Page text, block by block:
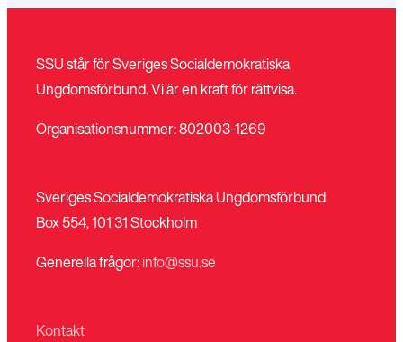
SSU står för Sveriges Socialdemokratiska
Ungdomsförbund. Vi är en kraft för rättvisa.
Organisationsnummer: 802003-1269
Sveriges Socialdemokratiska Ungdomsförbund
Box 554, 101 31 Stockholm
Generella frågor:info@ssu.se
Kontakt